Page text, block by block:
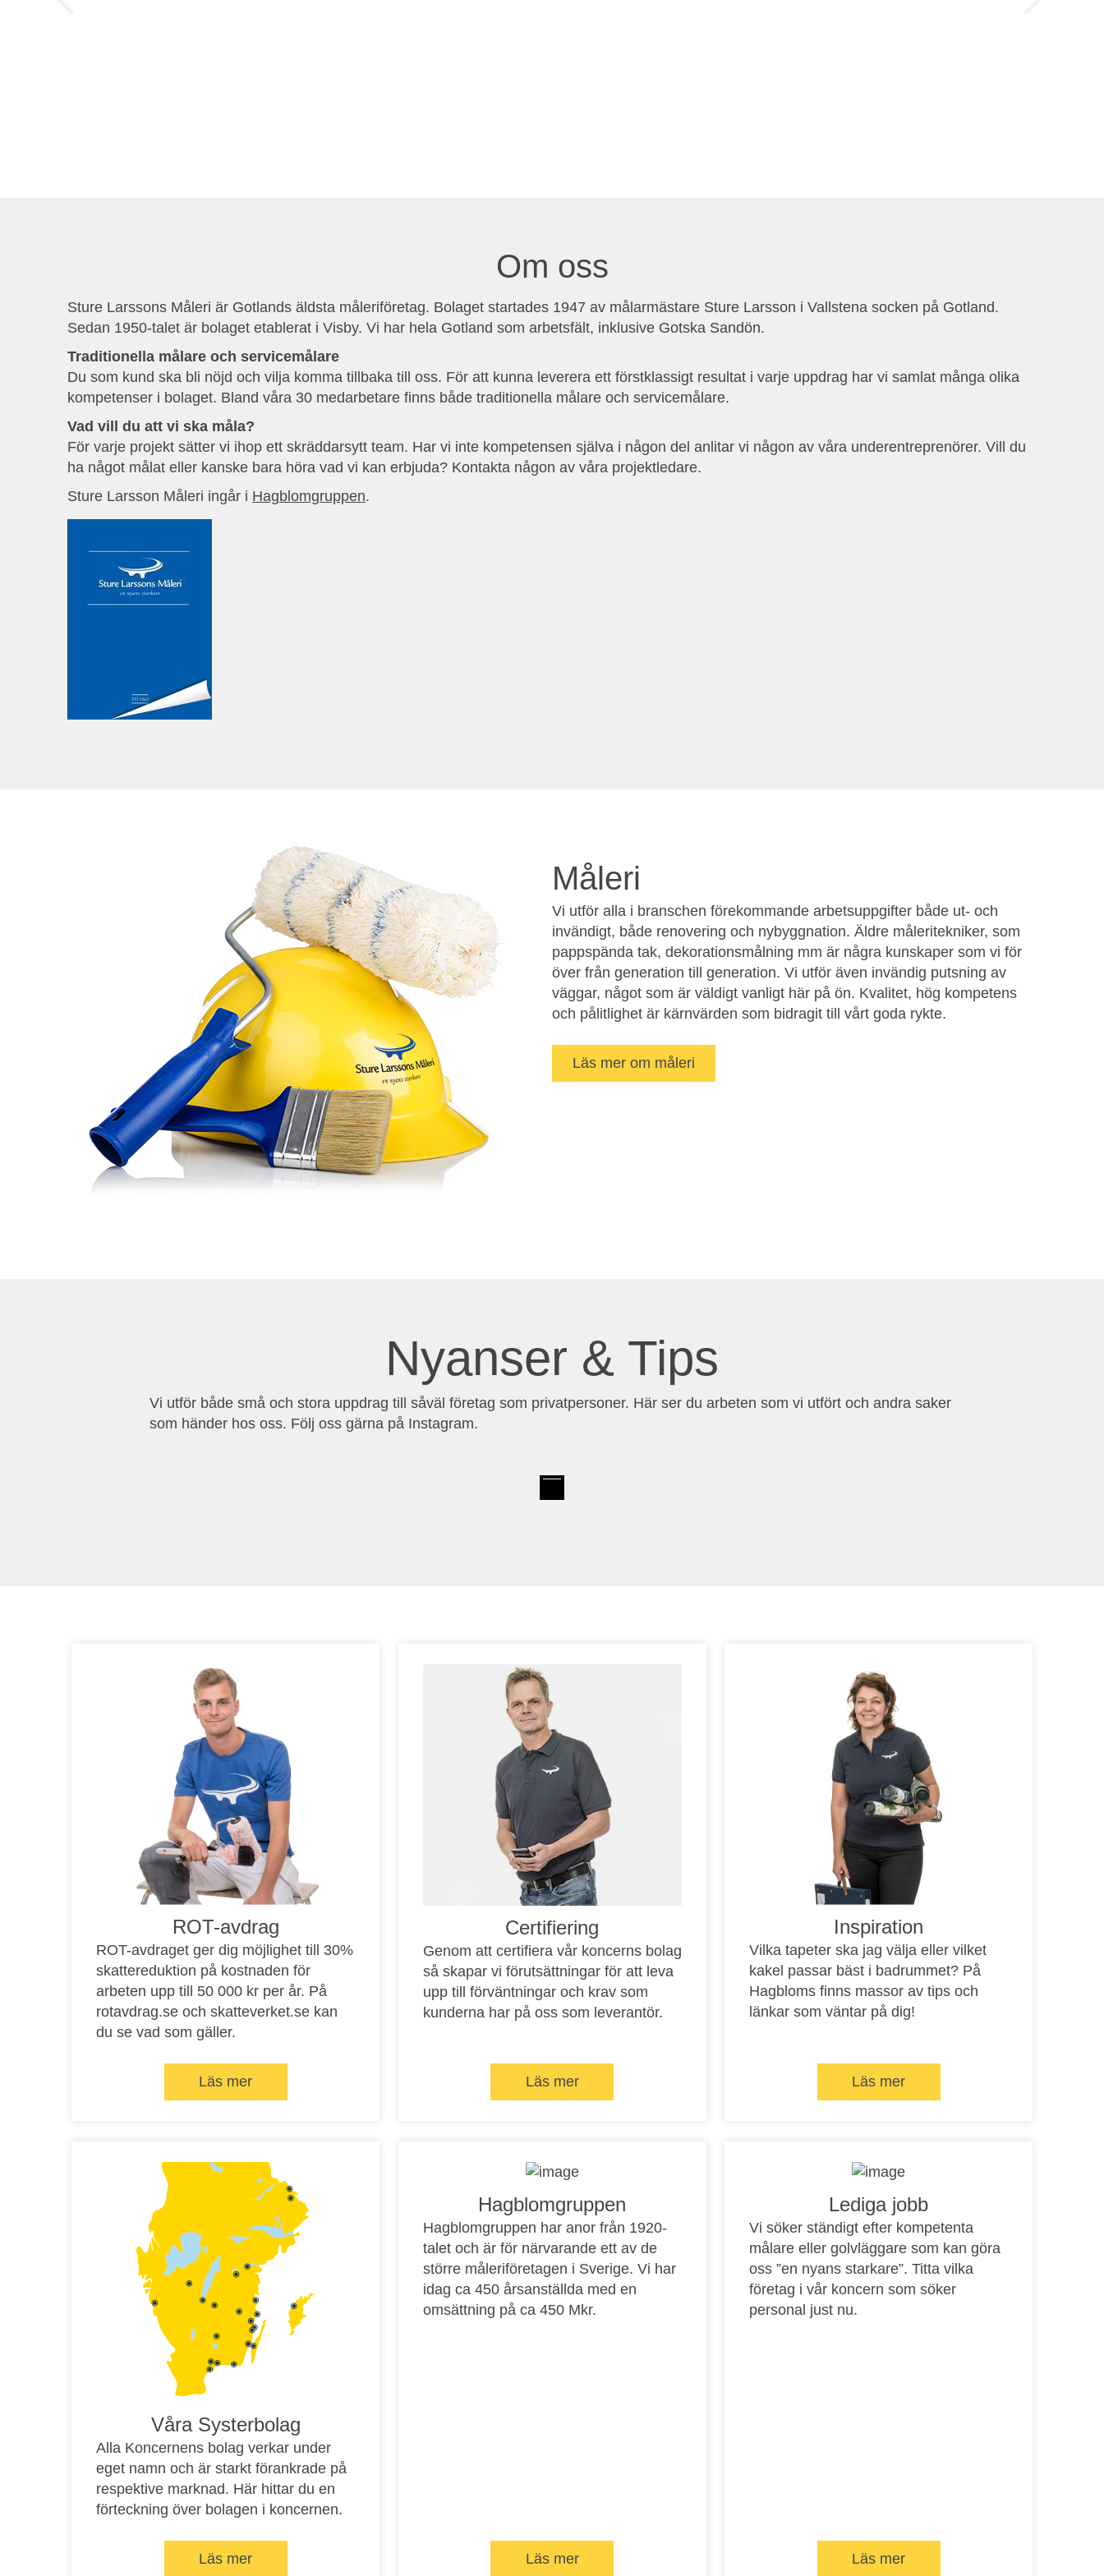
Om oss
Sture Larssons Måleri är Gotlands äldsta måleriföretag. Bolaget startades 1947 av målarmästare Sture Larsson i Vallstena socken på Gotland.
Sedan 1950-talet är bolaget etablerat i Visby. Vi har hela Gotland som arbetsfält, inklusive Gotska Sandön.
Traditionella målare och servicemålare
Du som kund ska bli nöjd och vilja komma tillbaka till oss. För att kunna leverera ett förstklassigt resultat i varje uppdrag har vi samlat många olika
kompetenser i bolaget. Bland våra 30 medarbetare finns både traditionella målare och servicemålare.
Vad vill du att vi ska måla?
För varje projekt sätter vi ihop ett skräddarsytt team. Har vi inte kompetensen själva i någon del anlitar vi någon av våra underentreprenörer. Vill du
ha något målat eller kanske bara höra vad vi kan erbjuda? Kontakta någon av våra projektledare.
Sture Larsson Måleri ingår i Hagblomgruppen.
Måleri
Vi utför alla i branschen förekommande arbetsuppgifter både ut- och
invändigt, både renovering och nybyggnation. Äldre måleritekniker, som
pappspända tak, dekorationsmålning mm är några kunskaper som vi för
över från generation till generation. Vi utför även invändig putsning av
väggar, något som är väldigt vanligt här på ön. Kvalitet, hög kompetens
och pålitlighet är kärnvärden som bidragit till vårt goda rykte.
Läs mer om måleri
Nyanser & Tips
Vi utför både små och stora uppdrag till såväl företag som privatpersoner. Här ser du arbeten som vi utfört och andra saker
som händer hos oss. Följ oss gärna på Instagram.
ROT-avdrag
ROT-avdraget ger dig möjlighet till 30%
skattereduktion på kostnaden för
arbeten upp till 50 000 kr per år. På
rotavdrag.se och skatteverket.se kan
du se vad som gäller.
Läs mer
Certifiering
Genom att certifiera vår koncerns bolag
så skapar vi förutsättningar för att leva
upp till förväntningar och krav som
kunderna har på oss som leverantör.
Läs mer
Inspiration
Vilka tapeter ska jag välja eller vilket
kakel passar bäst i badrummet? På
Hagbloms finns massor av tips och
länkar som väntar på dig!
Läs mer
Våra Systerbolag
Alla Koncernens bolag verkar under
eget namn och är starkt förankrade på
respektive marknad. Här hittar du en
förteckning över bolagen i koncernen.
Läs mer
Hagblomgruppen
Hagblomgruppen har anor från 1920-
talet och är för närvarande ett av de
större måleriföretagen i Sverige. Vi har
idag ca 450 årsanställda med en
omsättning på ca 450 Mkr.
Läs mer
Lediga jobb
Vi söker ständigt efter kompetenta
målare eller golvläggare som kan göra
oss ”en nyans starkare”. Titta vilka
företag i vår koncern som söker
personal just nu.
Läs mer